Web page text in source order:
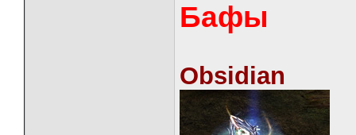
Бафы
Obsidian